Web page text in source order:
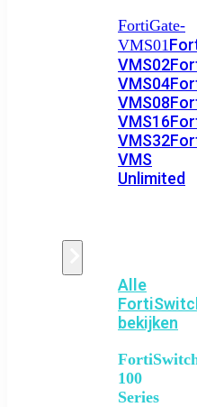
FortiGate-
VMS01
VMS02
VMS04
VMS08
VMS16
VMS32
VMS
Unlimited
Alle
bekijken
100
Series